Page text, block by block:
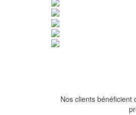
Nos clients bénéficient